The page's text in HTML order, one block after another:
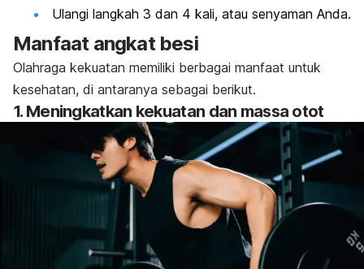
Ulangi langkah 3 dan 4 kali, atau senyaman Anda.
Manfaat angkat besi
Olahraga kekuatan memiliki berbagai manfaat untuk
kesehatan, di antaranya sebagai berikut.
1. Meningkatkan kekuatan dan massa otot